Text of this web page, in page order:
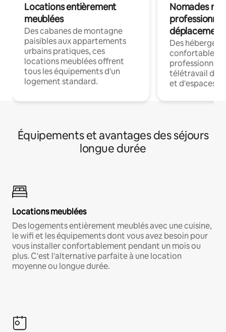
Locations entièrement
meublées
Des cabanes de montagne
paisibles aux appartements
urbains pratiques, ces
locations meublées offrent
tous les équipements d'un
logement standard.
Nomades
déplacement
Des
confortables
professionnels
télétravail
et d'espaces
Équipements et avantages des séjours
longue durée
Locations meublées
Des logements entièrement meublés avec une cuisine,
le wifi et les équipements dont vous avez besoin pour
vous installer confortablement pendant un mois ou
plus. C'est l'alternative parfaite à une location
moyenne ou longue durée.